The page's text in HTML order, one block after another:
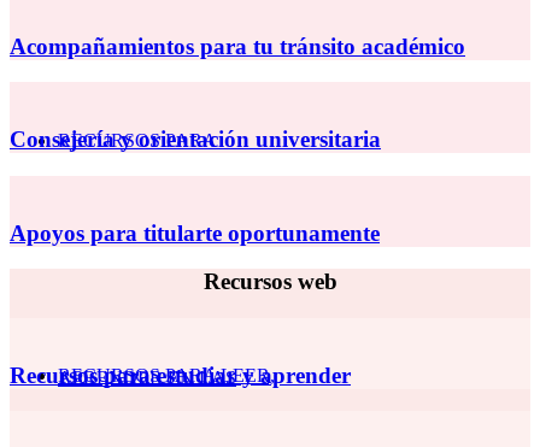
RECURSOS PARA
APRENDER EN LAS
RECURSOS PARA LEER,
Acompañamientos para tu tránsito académico
Consejería y orientación universitaria
Apoyos para titularte oportunamente
Recursos web
Recursos para estudiar y aprender